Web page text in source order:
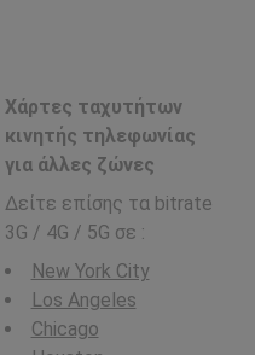
Χάρτες ταχυτήτων
κινητής τηλεφωνίας
για άλλες ζώνες
Δείτε επίσης τα bitrate
3G / 4G / 5G σε :
New York City
Los Angeles
Chicago